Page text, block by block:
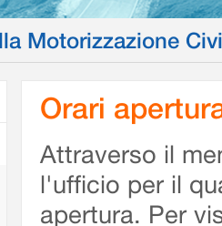
Motorizzazione
Orari
Attraverso il
l'ufficio per il
apertura. Per